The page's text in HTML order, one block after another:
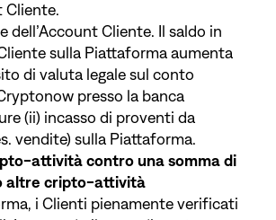
Cliente.
dell’Account Cliente. Il saldo in
sulla Piattaforma aumenta
di valuta legale sul conto
presso la banca
(ii) incasso di proventi da
vendite) sulla Piattaforma.
attività contro una somma di
altre cripto-attività
i Clienti pienamente verificati